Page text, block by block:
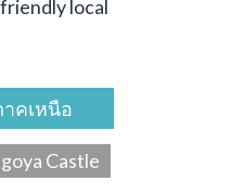
local
คเหนือ
Castle